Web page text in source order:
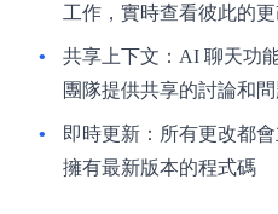
工作，實時查看彼此的更
共享上下文 ：AI 聊天功
團隊提供共享的討論和
即時更新 ：所有更改都
擁有最新版本的程式碼